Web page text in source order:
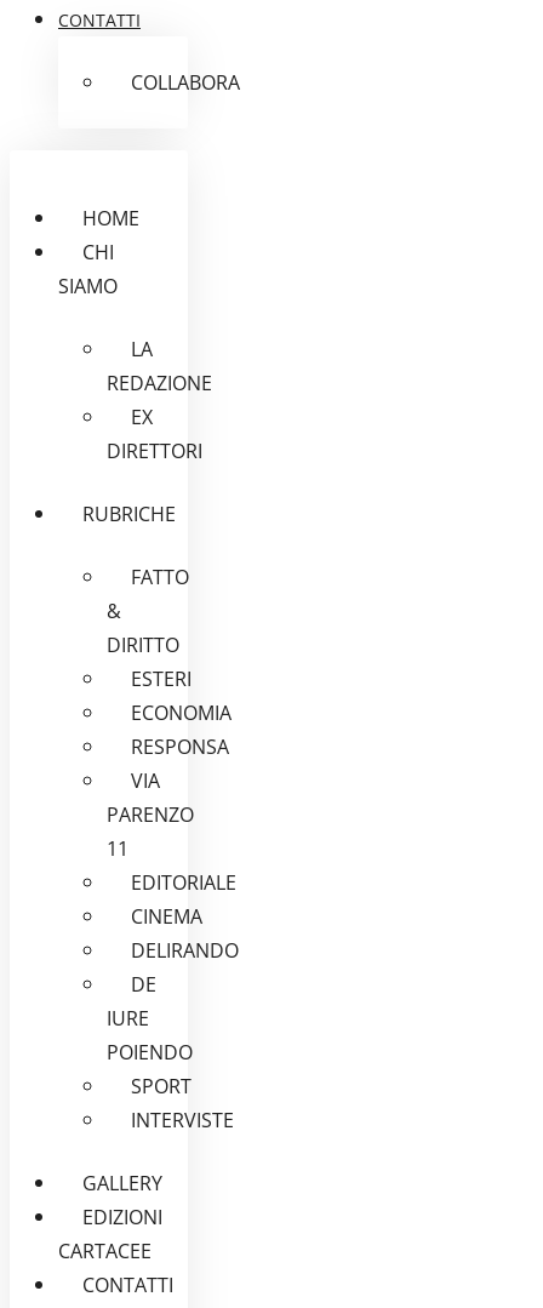
CONTATTI
COLLABORA
HOME
CHI
SIAMO
LA
REDAZIONE
EX
DIRETTORI
RUBRICHE
FATTO
&
DIRITTO
ESTERI
ECONOMIA
RESPONSA
VIA
PARENZO
11
EDITORIALE
CINEMA
DELIRANDO
DE
IURE
POIENDO
SPORT
INTERVISTE
GALLERY
EDIZIONI
CARTACEE
CONTATTI